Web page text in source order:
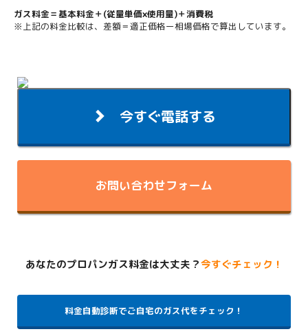
ガス料金＝基本料金＋(従量単価×使用量)＋消費税
※上記の料金比較は、差額＝適正価格ー相場価格で算出しています。
今すぐ電話する
お問い合わせフォーム
あなたのプロパンガス料金は大丈夫？今すぐチェック！
料金自動診断でご自宅のガス代をチェック！